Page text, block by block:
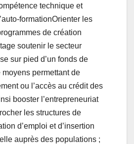
technique et
formationOrienter les
de création
soutenir le secteur
sur pied d’un fonds de
permettant de
ou l’accès au crédit des
booster l’entrepreneuriat
les structures de
d’emploi et d’insertion
auprès des populations ;